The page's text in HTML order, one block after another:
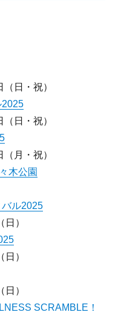
日・祝）
2025
日・祝）
月・祝）
木公園
ル2025
）
）
）
SCRAMBLE！